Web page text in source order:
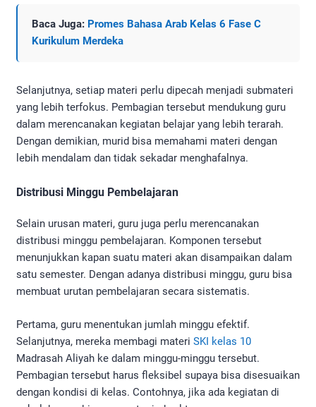
Baca Juga: Promes Bahasa Arab Kelas 6 Fase C
Kurikulum Merdeka
Selanjutnya, setiap materi perlu dipecah menjadi submateri
yang lebih terfokus. Pembagian tersebut mendukung guru
dalam merencanakan kegiatan belajar yang lebih terarah.
Dengan demikian, murid bisa memahami materi dengan
lebih mendalam dan tidak sekadar menghafalnya.
Distribusi Minggu Pembelajaran
Selain urusan materi, guru juga perlu merencanakan
distribusi minggu pembelajaran. Komponen tersebut
menunjukkan kapan suatu materi akan disampaikan dalam
satu semester. Dengan adanya distribusi minggu, guru bisa
membuat urutan pembelajaran secara sistematis.
Pertama, guru menentukan jumlah minggu efektif.
Selanjutnya, mereka membagi materi SKI kelas 10
Madrasah Aliyah ke dalam minggu-minggu tersebut.
Pembagian tersebut harus fleksibel supaya bisa disesuaikan
dengan kondisi di kelas. Contohnya, jika ada kegiatan di